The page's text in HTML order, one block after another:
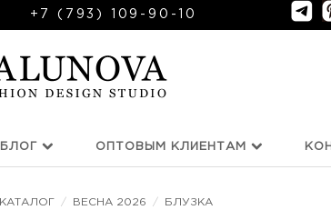
+7 (793) 109-90-10
БЛОГ ОПТОВЫМ КЛИЕНТАМ
КАТАЛОГ / ВЕСНА 2026 / БЛУЗКА